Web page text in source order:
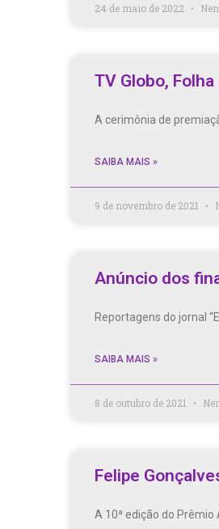
24 de maio de 2022
TV Globo,
A cerimônia de
SAIBA MAIS »
9 de novembro de 2021
Anúncio dos
Reportagens do jornal
SAIBA MAIS »
8 de outubro de 2021
Felipe
A 10ª edição do